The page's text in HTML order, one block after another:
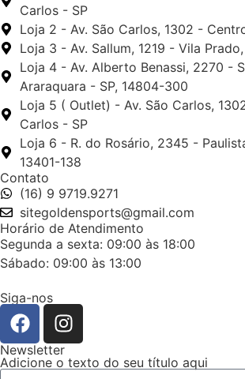
Carlos - SP
Loja 2 - Av. São Carlos, 1302 -
Loja 3 - Av. Sallum, 1219 - Vila
Loja 4 - Av. Alberto Benassi, 2270 -
Araraquara - SP, 14804-300
Loja 5 ( Outlet) - Av. São Carlos,
Carlos - SP
Loja 6 - R. do Rosário, 2345 -
13401-138
Contato
(16) 9 9719.9271
sitegoldensports@gmail.com
Horário de Atendimento
Segunda a sexta: 09:00 às 18:00
Sábado: 09:00 às 13:00
Siga-nos
Newsletter
Adicione o texto do seu título aqui